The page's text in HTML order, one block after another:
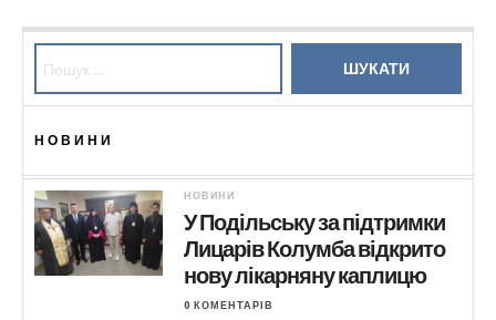
НОВИНИ
НОВИНИ
У Подільську за підтримки
Лицарів Колумба відкрито
нову лікарняну каплицю
0 КОМЕНТАРІВ